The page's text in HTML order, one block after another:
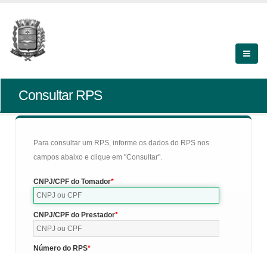
Consultar RPS
Para consultar um RPS, informe os dados do RPS nos
campos abaixo e clique em "Consultar".
CNPJ/CPF do Tomador
CNPJ/CPF do Prestador
Número do RPS